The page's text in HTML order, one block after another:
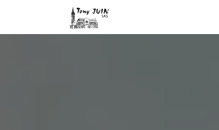
Panneau de gestion des cookies